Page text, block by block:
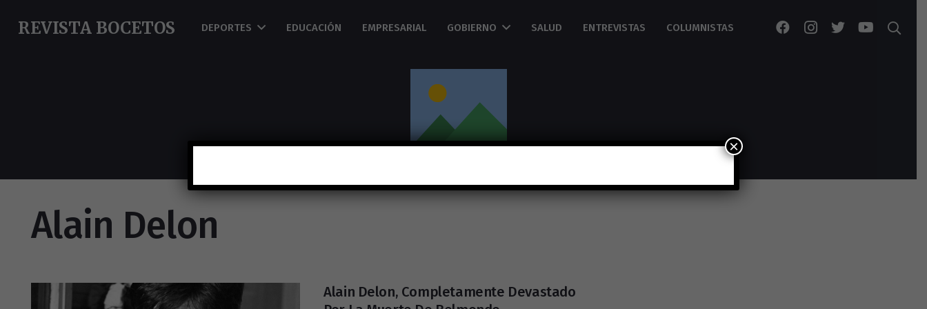
REVISTA BOCETOS DEPORTES EDUCACIÓN EMPRESARIAL GOBIERNO SALUD ENTREVISTAS COLUMNISTAS
Alain Delon
Alain Delon, Completamente Devastado
×